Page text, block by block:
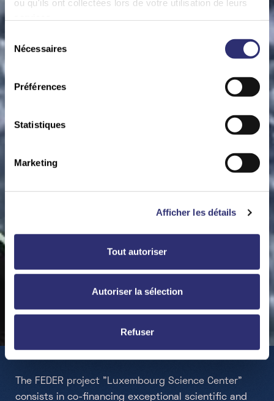
ou qu'ils ont collectées lors de votre utilisation de leurs
Sélection
consentement
Nécessaires
Préférences
Statistiques
Marketing
Afficher les détails
Tout autoriser
Autoriser la sélection
Refuser
The FEDER project "Luxembourg Science Center"
consists in co-financing exceptional scientific and